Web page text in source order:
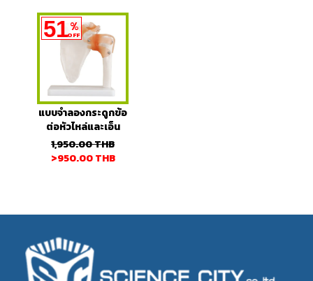
51%
OFF
แบบจำลองกระดูกข้อ
ต่อหัวไหล่และเอ็น
1,950.00THB
>950.00THB